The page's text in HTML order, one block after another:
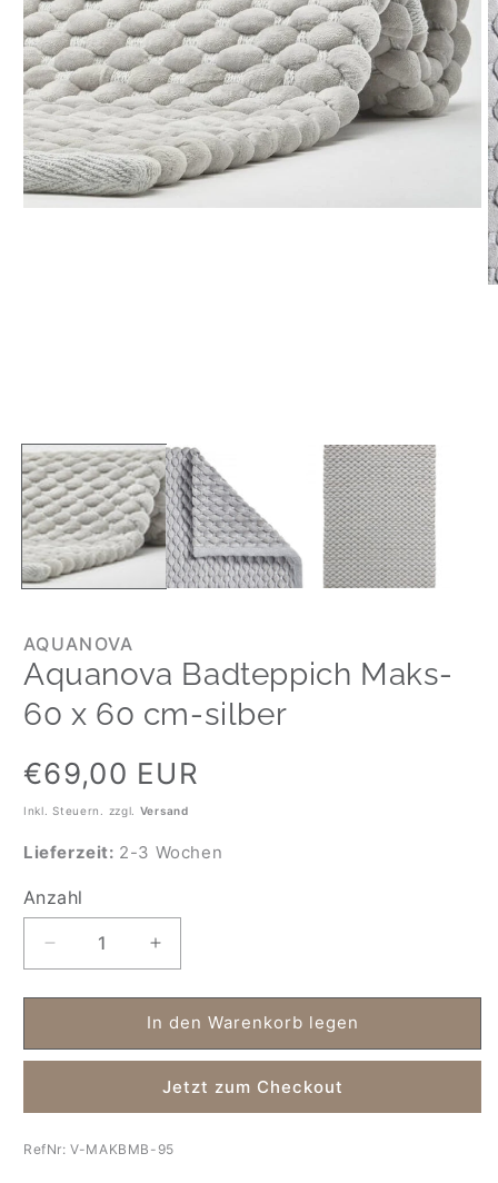
AQUANOVA
Aquanova Badteppich Maks-
60 x 60 cm-silber
Normaler
Preis
€69,00 EUR
Inkl. Steuern. zzgl. Versand
Lieferzeit: 2-3 Wochen
Anzahl
Anzahl
Verringere
die
Menge
Aquanova
60
x
Erhöhe
die
Menge
für
Aquanova
Maks-
60
x
In den Warenkorb legen
Jetzt zum Checkout
RefNr:V-MAKBMB-95